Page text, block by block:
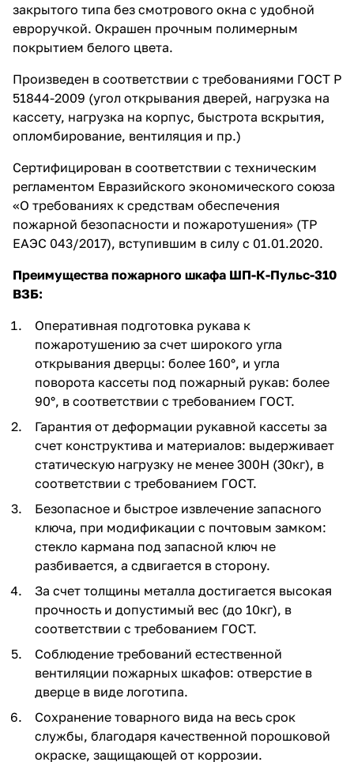
закрытого типа без смотрового окна с удобной
евроручкой. Окрашен прочным полимерным
покрытием белого цвета.
Произведен в соответствии с требованиями ГОСТ Р
51844-2009 (угол открывания дверей, нагрузка на
кассету, нагрузка на корпус, быстрота вскрытия,
опломбирование, вентиляция и пр.)
Сертифицирован в соответствии с техническим
регламентом Евразийского экономического союза
«О требованиях к средствам обеспечения
пожарной безопасности и пожаротушения» (ТР
ЕАЭС 043/2017), вступившим в силу с 01.01.2020.
Преимущества пожарного шкафа ШП-К-Пульс-310
ВЗБ:
Оперативная подготовка рукава к
пожаротушению за счет широкого угла
открывания дверцы: более 160°, и угла
поворота кассеты под пожарный рукав: более
90°, в соответствии с требованием ГОСТ.
Гарантия от деформации рукавной кассеты за
счет конструктива и материалов: выдерживает
статическую нагрузку не менее 300Н (30кг), в
соответствии с требованием ГОСТ.
Безопасное и быстрое извлечение запасного
ключа, при модификации с почтовым замком:
стекло кармана под запасной ключ не
разбивается, а сдвигается в сторону.
За счет толщины металла достигается высокая
прочность и допустимый вес (до 10кг), в
соответствии с требованием ГОСТ.
Соблюдение требований естественной
вентиляции пожарных шкафов: отверстие в
дверце в виде логотипа.
Сохранение товарного вида на весь срок
службы, благодаря качественной порошковой
окраске, защищающей от коррозии.